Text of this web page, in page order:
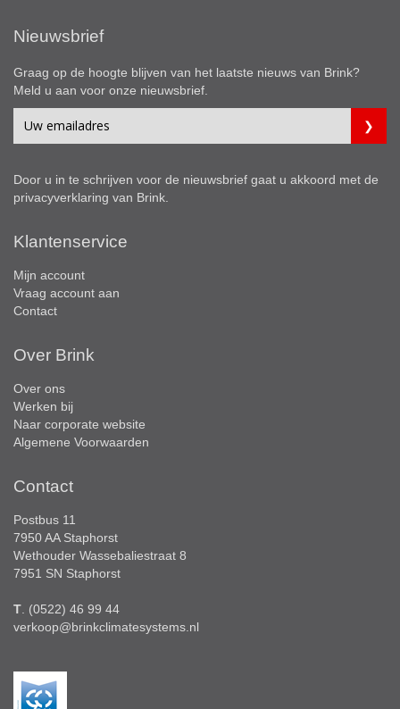
Nieuwsbrief
Graag op de hoogte blijven van het laatste nieuws van Brink?
Meld u aan voor onze nieuwsbrief.
Door u in te schrijven voor de nieuwsbrief gaat u akkoord met de
privacyverklaring van Brink.
Klantenservice
Mijn account
Vraag account aan
Contact
Over Brink
Over ons
Werken bij
Naar corporate website
Algemene Voorwaarden
Contact
Postbus 11
7950 AA Staphorst
Wethouder Wassebaliestraat 8
7951 SN Staphorst
T . (0522) 46 99 44
verkoop@brinkclimatesystems.nl